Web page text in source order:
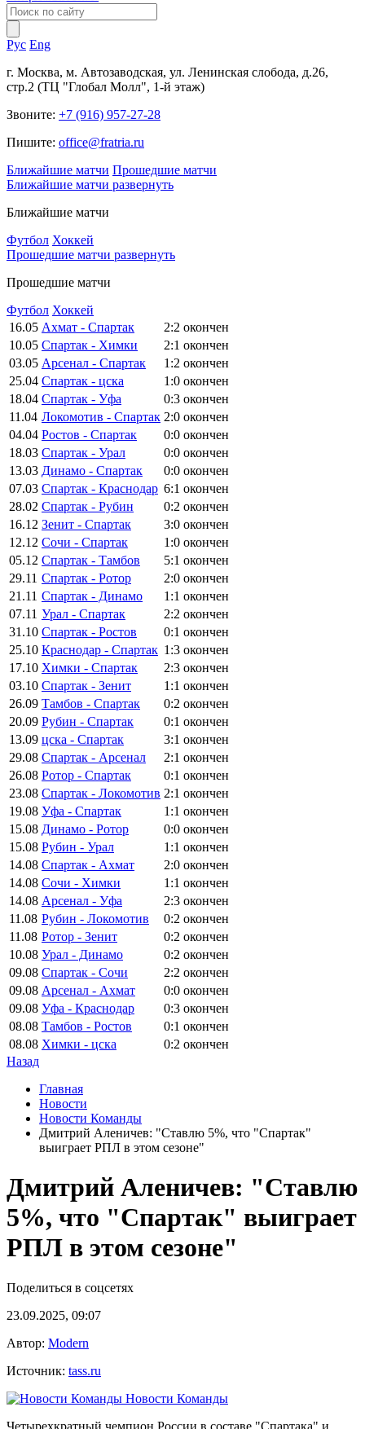
Рус Eng
г. Москва, м. Автозаводская, ул. Ленинская слобода, д.26,
стр.2 (ТЦ "Глобал Молл", 1-й этаж)
Звоните: +7 (916) 957-27-28
Пишите: office@fratria.ru
Ближайшие матчи Прошедшие матчи
Ближайшие матчи развернуть
Ближайшие матчи
Футбол Хоккей
Прошедшие матчи развернуть
Прошедшие матчи
Футбол Хоккей
16.05 Ахмат - Спартак 2:2 окончен
10.05 Спартак - Химки 2:1 окончен
03.05 Арсенал - Спартак 1:2 окончен
25.04 Спартак - цска 1:0 окончен
18.04 Спартак - Уфа 0:3 окончен
11.04 Локомотив - Спартак 2:0 окончен
04.04 Ростов - Спартак 0:0 окончен
18.03 Спартак - Урал 0:0 окончен
13.03 Динамо - Спартак 0:0 окончен
07.03 Спартак - Краснодар 6:1 окончен
28.02 Спартак - Рубин 0:2 окончен
16.12 Зенит - Спартак 3:0 окончен
12.12 Сочи - Спартак 1:0 окончен
05.12 Спартак - Тамбов 5:1 окончен
29.11 Спартак - Ротор 2:0 окончен
21.11 Спартак - Динамо 1:1 окончен
07.11 Урал - Спартак 2:2 окончен
31.10 Спартак - Ростов 0:1 окончен
25.10 Краснодар - Спартак 1:3 окончен
17.10 Химки - Спартак 2:3 окончен
03.10 Спартак - Зенит 1:1 окончен
26.09 Тамбов - Спартак 0:2 окончен
20.09 Рубин - Спартак 0:1 окончен
13.09 цска - Спартак 3:1 окончен
29.08 Спартак - Арсенал 2:1 окончен
26.08 Ротор - Спартак 0:1 окончен
23.08 Спартак - Локомотив 2:1 окончен
19.08 Уфа - Спартак 1:1 окончен
15.08 Динамо - Ротор 0:0 окончен
15.08 Рубин - Урал 1:1 окончен
14.08 Спартак - Ахмат 2:0 окончен
14.08 Сочи - Химки 1:1 окончен
14.08 Арсенал - Уфа 2:3 окончен
11.08 Рубин - Локомотив 0:2 окончен
11.08 Ротор - Зенит 0:2 окончен
10.08 Урал - Динамо 0:2 окончен
09.08 Спартак - Сочи 2:2 окончен
09.08 Арсенал - Ахмат 0:0 окончен
09.08 Уфа - Краснодар 0:3 окончен
08.08 Тамбов - Ростов 0:1 окончен
08.08 Химки - цска 0:2 окончен
Назад
Главная
Новости
Новости Команды
Дмитрий Аленичев: "Ставлю 5%, что "Спартак"
выиграет РПЛ в этом сезоне"
Дмитрий Аленичев: "Ставлю
5%, что "Спартак" выиграет
РПЛ в этом сезоне"
Поделиться в соцсетях
23.09.2025, 09:07
Автор: Modern
Источник: tass.ru
Новости Команды
Четырехкратный чемпион России в составе "Спартака" и